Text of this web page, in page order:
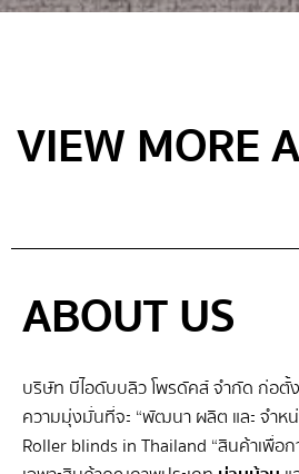
VIEW MORE
ABOUT US
บริษัท บีไอดับบลิว โพรดัคส์ จำกัด ก่อตั้
ความมุ่งมั่นที่จะ “พัฒนา ผลิต และ จํา
Roller blinds in Thailand “สินค้าเพื่อ